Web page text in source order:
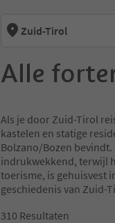
Zuid-Tirol
Alle
Als je door Zuid-Tirol
kastelen en statige
Bolzano/Bozen bevindt.
indrukwekkend, terwijl
toerisme, is gehuisvest
geschiedenis van Zuid-
310 Resultaten